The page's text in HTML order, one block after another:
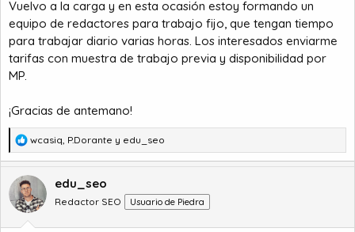
Vuelvo a la carga y en esta ocasión estoy formando un
equipo de redactores para trabajo fijo, que tengan tiempo
para trabajar diario varias horas. Los interesados enviarme
tarifas con muestra de trabajo previa y disponibilidad por
MP.
¡Gracias de antemano!
R
e
c
c
i
o
wcasiq, P.Dorante y edu_seo
edu_seo
Redactor SEO Usuario de Piedra